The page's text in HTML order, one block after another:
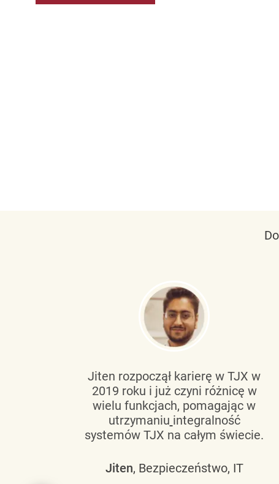
Jiten rozpoczął karierę w TJX w
2019 roku i już czyni różnicę w
wielu funkcjach, pomagając w
utrzymaniu integralność
systemów TJX na całym świecie.
Jiten, Bezpieczeństwo, IT